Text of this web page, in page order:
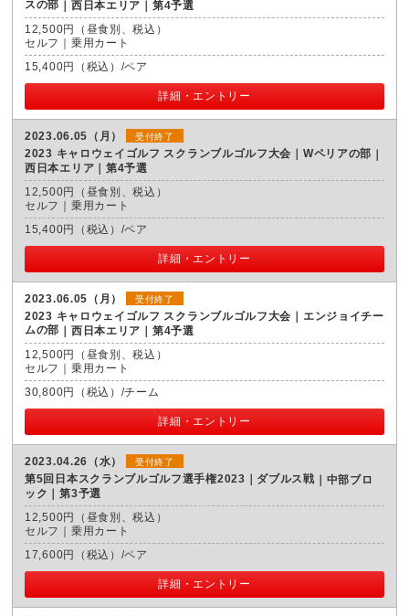
スの部
西日本エリア｜第4予選
12,500円（昼食別、税込）
セルフ｜乗用カート
15,400円（税込）/ペア
詳細・エントリー
2023.06.05（月） 受付終了
2023 キャロウェイゴルフ スクランブルゴルフ大会｜Wペリアの部
西日本エリア｜第4予選
12,500円（昼食別、税込）
セルフ｜乗用カート
15,400円（税込）/ペア
詳細・エントリー
2023.06.05（月） 受付終了
2023 キャロウェイゴルフ スクランブルゴルフ大会｜エンジョイチー
ムの部
西日本エリア｜第4予選
12,500円（昼食別、税込）
セルフ｜乗用カート
30,800円（税込）/チーム
詳細・エントリー
2023.04.26（水） 受付終了
第5回日本スクランブルゴルフ選手権2023｜ダブルス戦
中部ブロ
ック｜第3予選
12,500円（昼食別、税込）
セルフ｜乗用カート
17,600円（税込）/ペア
詳細・エントリー